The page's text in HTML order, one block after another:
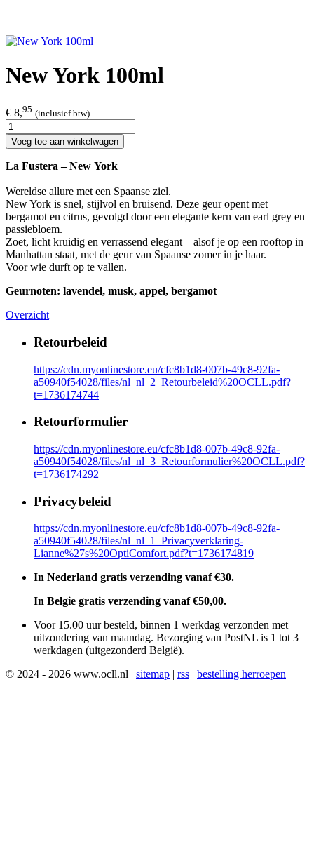
New York 100ml
€ 8,95 (inclusief btw)
Voeg toe aan winkelwagen
La Fustera – New York
Wereldse allure met een Spaanse ziel.
New York is snel, stijlvol en bruisend. Deze geur opent met
bergamot en citrus, gevolgd door een elegante kern van earl grey en
passiebloem.
Zoet, licht kruidig en verrassend elegant – alsof je op een rooftop in
Manhattan staat, met de geur van Spaanse zomer in je haar.
Voor wie durft op te vallen.
Geurnoten: lavendel, musk, appel, bergamot
Overzicht
Retourbeleid
https://cdn.myonlinestore.eu/cfc8b1d8-007b-49c8-92fa-
a50940f54028/files/nl_nl_2_Retourbeleid%20OCLL.pdf?
t=1736174744
Retourformulier
https://cdn.myonlinestore.eu/cfc8b1d8-007b-49c8-92fa-
a50940f54028/files/nl_nl_3_Retourformulier%20OCLL.pdf?
t=1736174292
Privacybeleid
https://cdn.myonlinestore.eu/cfc8b1d8-007b-49c8-92fa-
a50940f54028/files/nl_nl_1_Privacyverklaring-
Lianne%27s%20OptiComfort.pdf?t=1736174819
In Nederland gratis verzending vanaf €30.
In Belgie gratis verzending vanaf €50,00.
Voor 15.00 uur besteld, binnen 1 werkdag verzonden met
uitzondering van maandag. Bezorging van PostNL is 1 tot 3
werkdagen (uitgezonderd België).
© 2024 - 2026 www.ocll.nl | sitemap | rss | bestelling herroepen